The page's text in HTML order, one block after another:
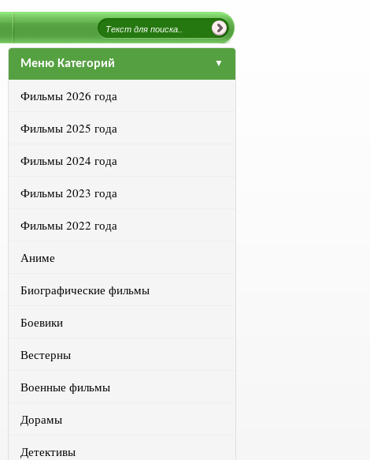
Меню Категорий
Фильмы 2026 года
Фильмы 2025 года
Фильмы 2024 года
Фильмы 2023 года
Фильмы 2022 года
Аниме
Биографические фильмы
Боевики
Вестерны
Военные фильмы
Дорамы
Детективы